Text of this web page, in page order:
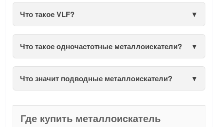
Что такое VLF?
Что такое одночастотные металлоискатели?
Что значит подводные металлоискатели?
Где купить металлоискатель